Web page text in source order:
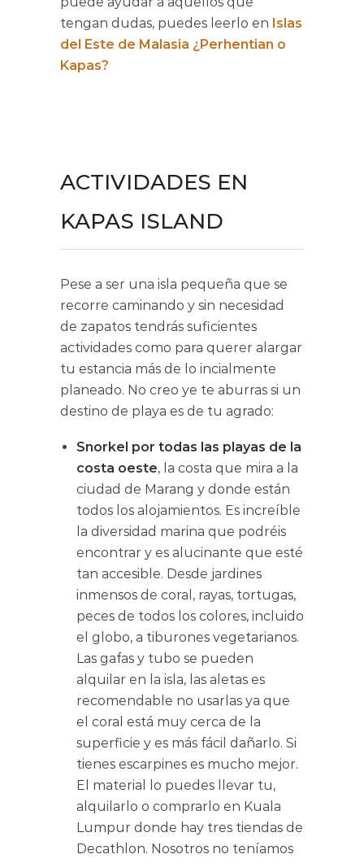
tengan dudas, puedes leerlo en Islas
del Este de Malasia ¿Perhentian o
Kapas?
ACTIVIDADES EN
KAPAS ISLAND
Pese a ser una isla pequeña que se
recorre caminando y sin necesidad
de zapatos tendrás suficientes
actividades como para querer alargar
tu estancia más de lo incialmente
planeado. No creo ye te aburras si un
destino de playa es de tu agrado:
Snorkel por todas las playas de la
costa oeste, la costa que mira a la
ciudad de Marang y donde están
todos los alojamientos. Es increíble
la diversidad marina que podréis
encontrar y es alucinante que esté
tan accesible. Desde jardines
inmensos de coral, rayas, tortugas,
peces de todos los colores, incluido
el globo, a tiburones vegetarianos.
Las gafas y tubo se pueden
alquilar en la isla, las aletas es
recomendable no usarlas ya que
el coral está muy cerca de la
superficie y es más fácil dañarlo. Si
tienes escarpines es mucho mejor.
El material lo puedes llevar tu,
alquilarlo o comprarlo en Kuala
Lumpur donde hay tres tiendas de
Decathlon. Nosotros no teníamos